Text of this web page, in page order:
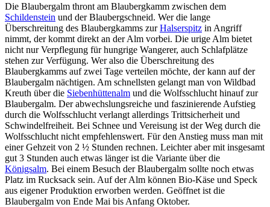
Die Blaubergalm thront am Blaubergkamm zwischen dem
Schildenstein und der Blaubergschneid. Wer die lange
Überschreitung des Blaubergkamms zurHalserspitz in Angriff
nimmt, der kommt direkt an der Alm vorbei. Die urige Alm bietet
nicht nur Verpflegung für hungrige Wangerer, auch Schlafplätze
stehen zur Verfügung. Wer also die Überschreitung des
Blaubergkamms auf zwei Tage verteilen möchte, der kann auf der
Blaubergalm nächtigen. Am schnellsten gelangt man von Wildbad
Kreuth über die Siebenhüttenalm und die Wolfsschlucht hinauf zur
Blaubergalm. Der abwechslungsreiche und faszinierende Aufstieg
durch die Wolfsschlucht verlangt allerdings Trittsicherheit und
Schwindelfreiheit. Bei Schnee und Vereisung ist der Weg durch die
Wolfsschlucht nicht empfehlenswert. Für den Anstieg muss man mit
einer Gehzeit von 2 ½ Stunden rechnen. Leichter aber mit insgesamt
gut 3 Stunden auch etwas länger ist die Variante über die
Königsalm. Bei einem Besuch der Blaubergalm sollte noch etwas
Platz im Rucksack sein. Auf der Alm können Bio-Käse und Speck
aus eigener Produktion erworben werden. Geöffnet ist die
Blaubergalm von Ende Mai bis Anfang Oktober.